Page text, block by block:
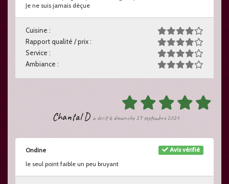
Je ne suis jamais déçue
Cuisine :
Rapport qualité / prix :
Service :
Ambiance :
Chantal D a écrit le dimanche 29 septembre 2024
Avis vérifié
Ondine
le seul point faible un peu bruyant